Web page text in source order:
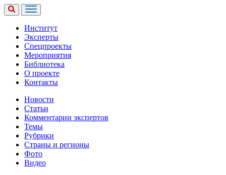
Институт
Эксперты
Спецпроекты
Мероприятия
Библиотека
О проекте
Контакты
Новости
Статьи
Комментарии экспертов
Темы
Рубрики
Страны и регионы
Фото
Видео